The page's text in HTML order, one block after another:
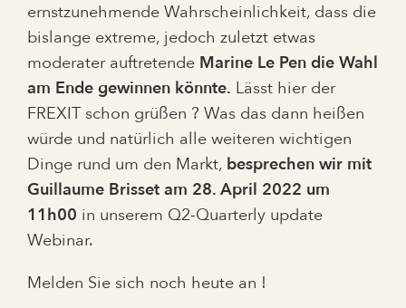
ernstzunehmende Wahrscheinlichkeit, dass die
bislange extreme, jedoch zuletzt etwas
moderater auftretende Marine Le Pen die Wahl
am Ende gewinnen könnte. Lässt hier der
FREXIT schon grüßen ? Was das dann heißen
würde und natürlich alle weiteren wichtigen
Dinge rund um den Markt, besprechen wir mit
Guillaume Brisset am 28. April 2022 um
11h00 in unserem Q2-Quarterly update
Webinar.
Melden Sie sich noch heute an !